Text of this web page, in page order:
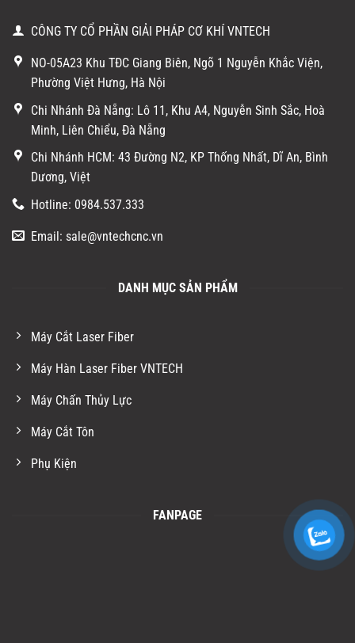
CÔNG TY CỔ PHẦN GIẢI PHÁP CƠ KHÍ VNTECH
NO-05A23 Khu TĐC Giang Biên, Ngõ 1 Nguyễn Khắc Viện,
Phường Việt Hưng, Hà Nội
Chi Nhánh Đà Nẵng: Lô 11, Khu A4, Nguyễn Sinh Sắc, Hoà
Minh, Liên Chiểu, Đà Nẵng
Chi Nhánh HCM: 43 Đường N2, KP Thống Nhất, Dĩ An, Bình
Dương, Việt
Hotline: 0984.537.333
Email: sale@vntechcnc.vn
DANH MỤC SẢN PHẨM
Máy Cắt Laser Fiber
Máy Hàn Laser Fiber VNTECH
Máy Chấn Thủy Lực
Máy Cắt Tôn
Phụ Kiện
FANPAGE